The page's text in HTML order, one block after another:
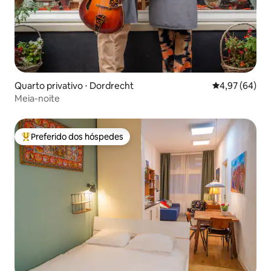
Quarto privativo ⋅ Dordrecht 4,97 de uma
4,97 (64)
Meia-noite
Entre os melhores preferidos dos hóspedes
Preferido dos hóspedes